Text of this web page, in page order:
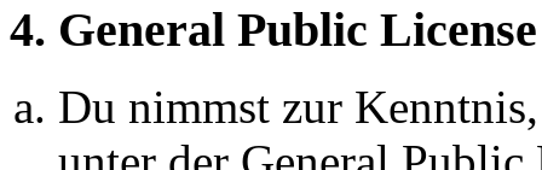
4. General Public License
Du nimmst zur